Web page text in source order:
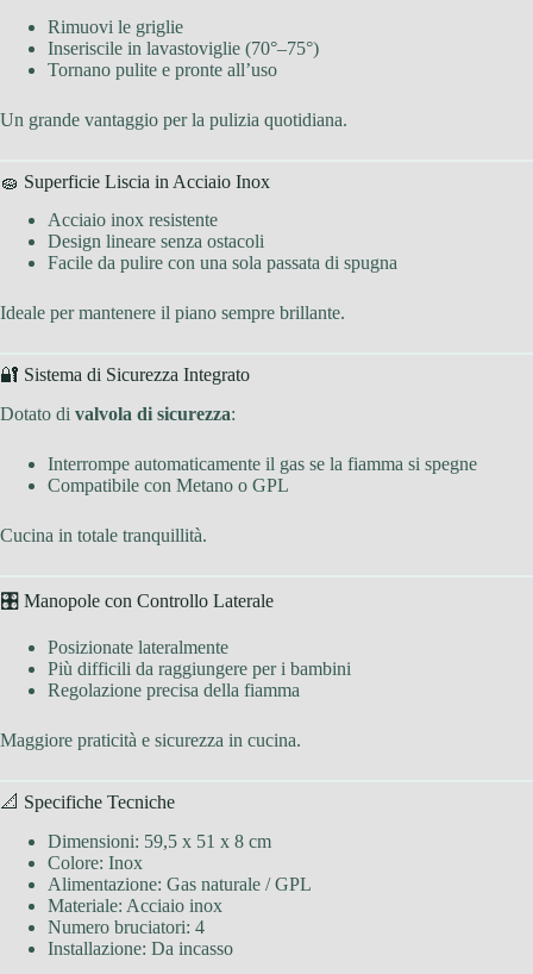
Rimuovi le griglie
Inseriscile in lavastoviglie (70°–75°)
Tornano pulite e pronte all’uso
Un grande vantaggio per la pulizia quotidiana.
🧽 Superficie Liscia in Acciaio Inox
Acciaio inox resistente
Design lineare senza ostacoli
Facile da pulire con una sola passata di spugna
Ideale per mantenere il piano sempre brillante.
🔐 Sistema di Sicurezza Integrato
Dotato di valvola di sicurezza:
Interrompe automaticamente il gas se la fiamma si spegne
Compatibile con Metano o GPL
Cucina in totale tranquillità.
🎛 Manopole con Controllo Laterale
Posizionate lateralmente
Più difficili da raggiungere per i bambini
Regolazione precisa della fiamma
Maggiore praticità e sicurezza in cucina.
📐 Specifiche Tecniche
Dimensioni: 59,5 x 51 x 8 cm
Colore: Inox
Alimentazione: Gas naturale / GPL
Materiale: Acciaio inox
Numero bruciatori: 4
Installazione: Da incasso